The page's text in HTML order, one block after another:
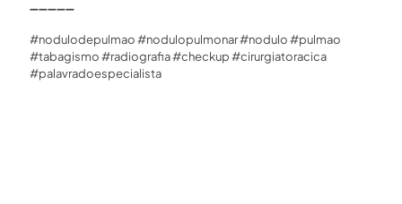
➖➖➖➖➖
#nodulodepulmao #nodulopulmonar #nodulo #pulmao
#tabagismo #radiografia #checkup⁣ #cirurgiatoracica
#palavradoespecialista⁣